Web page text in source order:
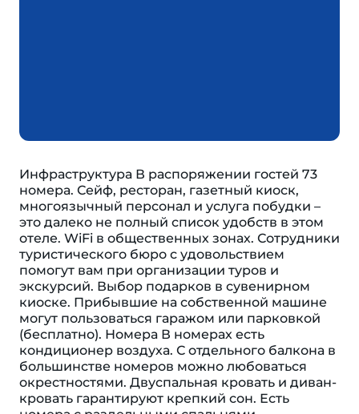
Инфраструктура В распоряжении гостей 73
номера. Сейф, ресторан, газетный киоск,
многоязычный персонал и услуга побудки –
это далеко не полный список удобств в этом
отеле. WiFi в общественных зонах. Сотрудники
туристического бюро с удовольствием
помогут вам при организации туров и
экскурсий. Выбор подарков в сувенирном
киоске. Прибывшие на собственной машине
могут пользоваться гаражом или парковкой
(бесплатно). Номера В номерах есть
кондиционер воздуха. С отдельного балкона в
большинстве номеров можно любоваться
окрестностями. Двуспальная кровать и диван-
кровать гарантируют крепкий сон. Есть